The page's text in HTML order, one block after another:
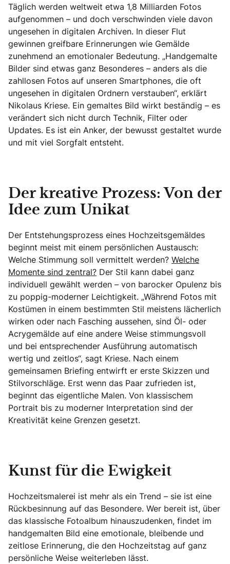
Täglich werden weltweit etwa 1,8 Milliarden Fotos
aufgenommen – und doch verschwinden viele davon
ungesehen in digitalen Archiven. In dieser Flut
gewinnen greifbare Erinnerungen wie Gemälde
zunehmend an emotionaler Bedeutung. „Handgemalte
Bilder sind etwas ganz Besonderes – anders als die
zahllosen Fotos auf unseren Smartphones, die oft
ungesehen in digitalen Ordnern verstauben“, erklärt
Nikolaus Kriese. Ein gemaltes Bild wirkt beständig – es
verändert sich nicht durch Technik, Filter oder
Updates. Es ist ein Anker, der bewusst gestaltet wurde
und mit viel Sorgfalt entsteht.
Der kreative Prozess: Von der
Idee zum Unikat
Der Entstehungsprozess eines Hochzeitsgemäldes
beginnt meist mit einem persönlichen Austausch:
Welche Stimmung soll vermittelt werden? Welche
Momente sind zentral? Der Stil kann dabei ganz
individuell gewählt werden – von barocker Opulenz bis
zu poppig-moderner Leichtigkeit. „Während Fotos mit
Kostümen in einem bestimmten Stil meistens lächerlich
wirken oder nach Fasching aussehen, sind Öl- oder
Acrygemälde auf eine andere Weise stimmungsvoll
und bei entsprechender Ausführung automatisch
wertig und zeitlos“, sagt Kriese. Nach einem
gemeinsamen Briefing entwirft er erste Skizzen und
Stilvorschläge. Erst wenn das Paar zufrieden ist,
beginnt das eigentliche Malen. Von klassischem
Portrait bis zu moderner Interpretation sind der
Kreativität keine Grenzen gesetzt.
Kunst für die Ewigkeit
Hochzeitsmalerei ist mehr als ein Trend – sie ist eine
Rückbesinnung auf das Besondere. Wer bereit ist, über
das klassische Fotoalbum hinauszudenken, findet im
handgemalten Bild eine emotionale, bleibende und
zeitlose Erinnerung, die den Hochzeitstag auf ganz
persönliche Weise weiterleben lässt.